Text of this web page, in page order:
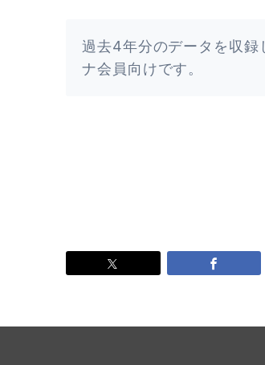
過去4年分のデータを収録
ナ会員向けです。